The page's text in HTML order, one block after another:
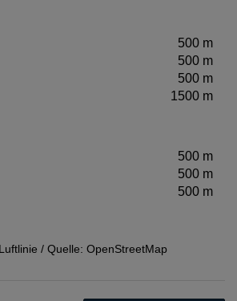
500 m
500 m
500 m
1500 m
500 m
500 m
500 m
/ Quelle: OpenStreetMap